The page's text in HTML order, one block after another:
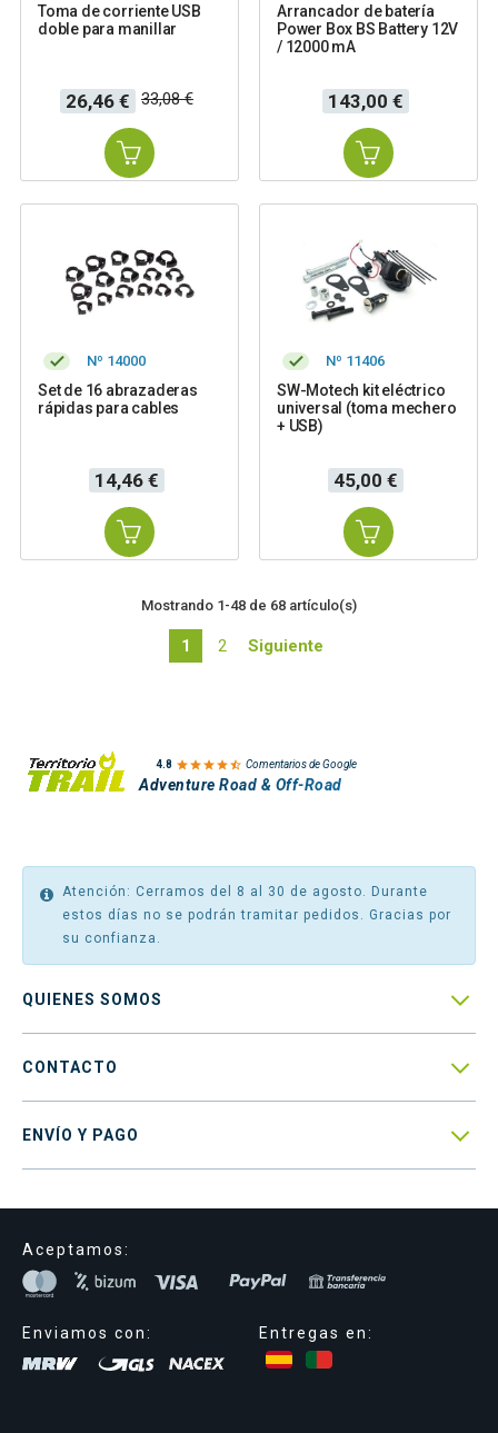
Toma de corriente USB
doble para manillar
Precio
26,46 €
Precio
base
33,08 €
Arrancador de batería
Power Box BS Battery 12V
/ 12000 mA
Precio
143,00 €
Nº 14000
Set de 16 abrazaderas
rápidas para cables
Precio
14,46 €
Nº 11406
SW-Motech kit eléctrico
universal (toma mechero
+ USB)
Precio
45,00 €
Mostrando 1-48 de 68 artículo(s)
1 2 Siguiente
4.8  Comentarios de Google
Adventure Road & Off-Road
Atención: Cerramos del 8 al 30 de agosto. Durante
estos días no se podrán tramitar pedidos. Gracias por
su confianza.
QUIENES SOMOS 
CONTACTO 
ENVÍO Y PAGO 
Aceptamos:
Enviamos con: Entregas en: